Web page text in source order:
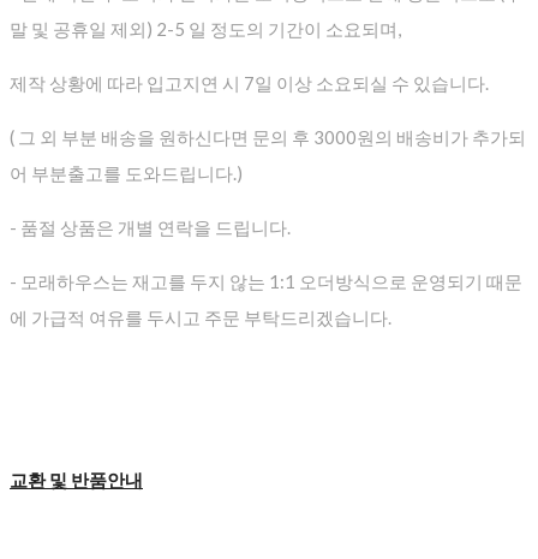
말 및 공휴일 제외) 2-5 일 정도의 기간이 소요되며,
제작 상황에 따라 입고지연 시 7일 이상 소요되실 수 있습니다.
( 그 외 부분 배송을 원하신다면 문의 후 3000원의 배송비가 추가되
어 부분출고를 도와드립니다.)
- 품절 상품은 개별 연락을 드립니다.
- 모래하우스는 재고를 두지 않는 1:1 오더방식으로 운영되기 때문
에 가급적 여유를 두시고 주문 부탁드리겠습니다.
교환 및 반품안내